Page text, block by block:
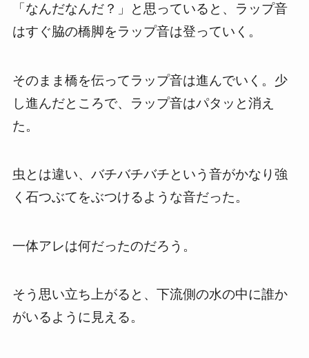
「なんだなんだ？」と思っていると、ラップ音
はすぐ脇の橋脚をラップ音は登っていく。
そのまま橋を伝ってラップ音は進んでいく。少
し進んだところで、ラップ音はパタッと消え
た。
虫とは違い、バチバチバチという音がかなり強
く石つぶてをぶつけるような音だった。
一体アレは何だったのだろう。
そう思い立ち上がると、下流側の水の中に誰か
がいるように見える。